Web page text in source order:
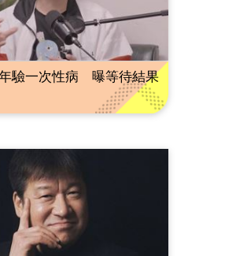
驗一次性病 曝等待結果